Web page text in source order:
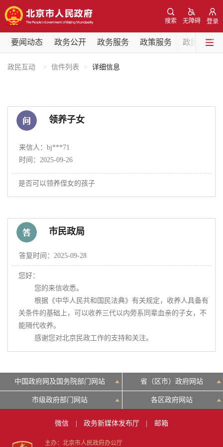
登录
无障碍
搜索
要闻动态 政务公开 政务服务 政策服务 政民互动
要闻动态
党中央精神 国务院信息
各区热点
政务公开
市领导
政策兑现 政策解读 回应关切
决策公开
政务服务
个人服务 法人服务 部门服务
便民服务 利企服务
中介服务 阳光政务
政民互动
12345网上接诉即办
政民互动 信件列表 详细信息
领养子女
来信人：bj***71
时间：2025-09-26
是否可以领养侄女的孩子
市民政局
答复时间：2025-09-28
您好：
关条件的基础上，可以收养三代以内旁系同辈血亲的子女，不
能隔代收养。
        感谢您对北京民政工作的支持和关注。
中国政府网及国务院部门网站 省（区市）政府网站
市级政府部门网站 各区政府网站
微信 政务新媒体发布厅 邮箱
主办：北京市人民政府办公厅